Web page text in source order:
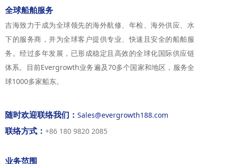
全球船舶服务
吉海致力于成为全球领先的海外航修、年检、海外供应、水
下的服务商，并为全球客户提供专业、快速且安全的船舶服
务。经过多年发展，已形成稳定且高效的全球化国际供应链
体系。目前Evergrowth业务遍及70多个国家和地区，服务全
球1000多家船东。
随时欢迎联络我们： Sales@evergrowth188.com
联络方式： +86 180 9820 2085
业务范围